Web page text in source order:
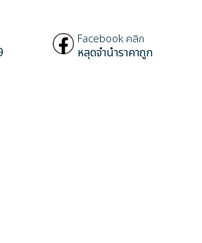
Facebook คลิก
หลุดจำนำราคาถูก